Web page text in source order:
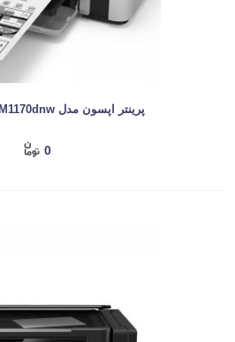
پرینتر اپسون مدل EcoTank ET-M1170dnw
0